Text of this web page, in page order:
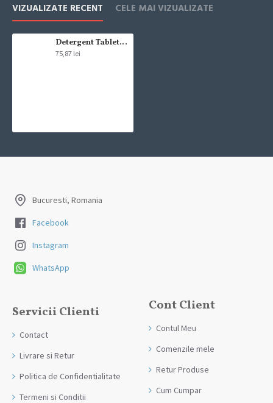
pana in ora 12:00 de luni pana vineri. In cazul in care comanda a fost
facuta dupa ora 12:00, sambata sau duminica ne angajam sa
termen aproximativ de livrare, in functie de urgenta ta
VIZUALIZATE RECENT CELE MAI VIZUALIZATE
Detergent Tablete 3in1 Calgon Powerball 30 bucati
75,87 lei
Bucuresti, Romania
Facebook
Instagram
WhatsApp
Servicii Clienti
Contact
Livrare si Retur
Politica de Confidentialitate
Termeni si Conditii
Cont Client
Contul Meu
Comenzile mele
Retur Produse
Cum Cumpar